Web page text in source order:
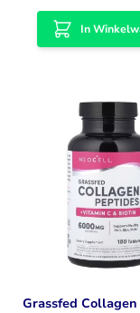
In
Grassfed